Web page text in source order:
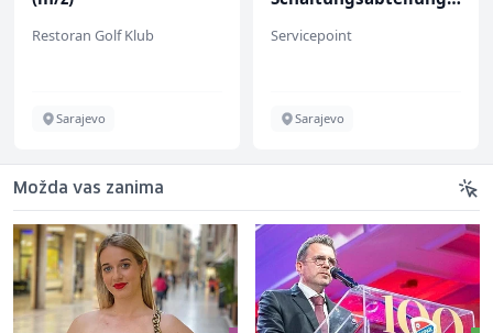
Restoran Golf Klub
Sarajevo
Servicepoint
Sarajevo
Možda vas zanima